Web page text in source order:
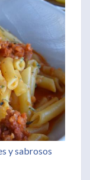
y sabrosos